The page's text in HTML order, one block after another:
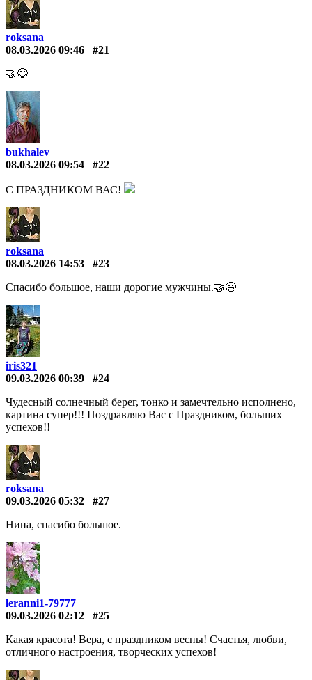
roksana
08.03.2026 09:46
#21
🤝😃
bukhalev
08.03.2026 09:54
#22
С ПРАЗДНИКОМ ВАС!
roksana
08.03.2026 14:53
#23
Спасибо большое, наши дорогие мужчины.🤝😃
iris321
09.03.2026 00:39
#24
Чудесный солнечный берег, тонко и замечтельно исполнено,
картина супер!!! Поздравляю Вас с Праздником, больших
успехов!!
roksana
09.03.2026 05:32
#27
Нина, спасибо большое.
leranni1-79777
09.03.2026 02:12
#25
Какая красота! Вера, с праздником весны! Счастья, любви,
отличного настроения, творческих успехов!